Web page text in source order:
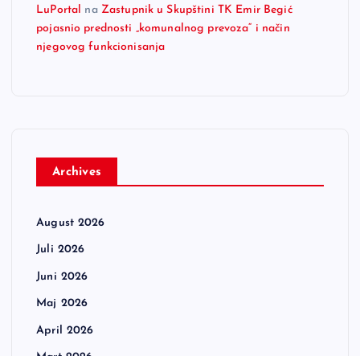
LuPortal na Zastupnik u Skupštini TK Emir Begić
pojasnio prednosti „komunalnog prevoza“ i način
njegovog funkcionisanja
Archives
August 2026
Juli 2026
Juni 2026
Maj 2026
April 2026